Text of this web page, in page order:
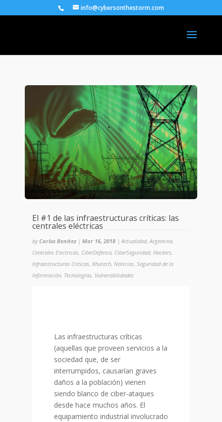
info@cybersonthestorm.com
El #1 de las infraestructuras críticas: las
centrales eléctricas
byCarlos Benitez| Mar 16, 2018| Actualidad, Argentina,
Centrales Electricas, CiberDefensa, CiberSeguridad, Hackers,
Infraestructuras Criticas, Khutech, Noticias, Seguridad de la
Información, Tecnologías, Vulnerabilidades
Las infraestructuras críticas
(aquellas que proveen servicios a la
sociedad que, de ser
interrumpidos, causarían graves
daños a la población) vienen
siendo blanco de ciber-ataques
desde hace muchos años. El
equipamiento industrial involucrado